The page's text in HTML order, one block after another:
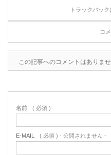
トラックバック
コ
この記事へのコメントはありませ
名前 ( 必須 )
E-MAIL ( 必須 ) - 公開されません -